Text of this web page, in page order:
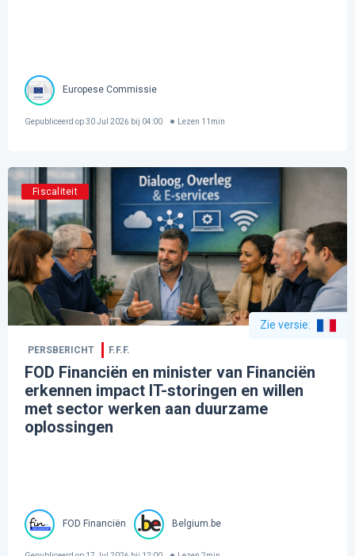
Europese Commissie
Gepubliceerd op30 Jul 2026 bij 04:00 Lezen 11 min
Fiscaliteit
Zie versie:
PERSBERICHT F.F.F.
FOD Financiën en minister van Financiën
erkennen impact IT-storingen en willen
met sector werken aan duurzame
oplossingen
FOD Financiën Belgium.be